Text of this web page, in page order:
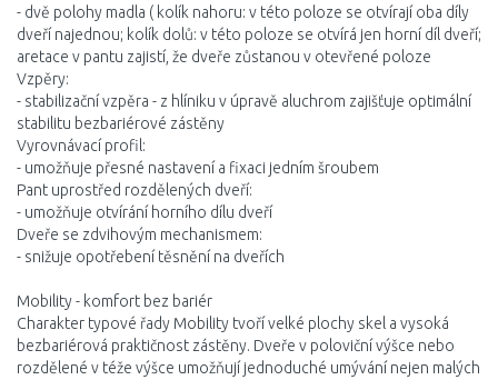
- dvě polohy madla ( kolík nahoru: v této poloze se otvírají oba díly
dveří najednou; kolík dolů: v této poloze se otvírá jen horní díl dveří;
aretace v pantu zajistí, že dveře zůstanou v otevřené poloze
Vzpěry:
- stabilizační vzpěra - z hlíniku v úpravě aluchrom zajišťuje optimální
stabilitu bezbariérové zástěny
Vyrovnávací profil:
- umožňuje přesné nastavení a fixaci jedním šroubem
Pant uprostřed rozdělených dveří:
- umožňuje otvírání horního dílu dveří
Dveře se zdvihovým mechanismem:
- snižuje opotřebení těsnění na dveřích
Mobility - komfort bez bariér
Charakter typové řady Mobility tvoří velké plochy skel a vysoká
bezbariérová praktičnost zástěny. Dveře v poloviční výšce nebo
rozdělené v téže výšce umožňují jednoduché umývání nejen malých